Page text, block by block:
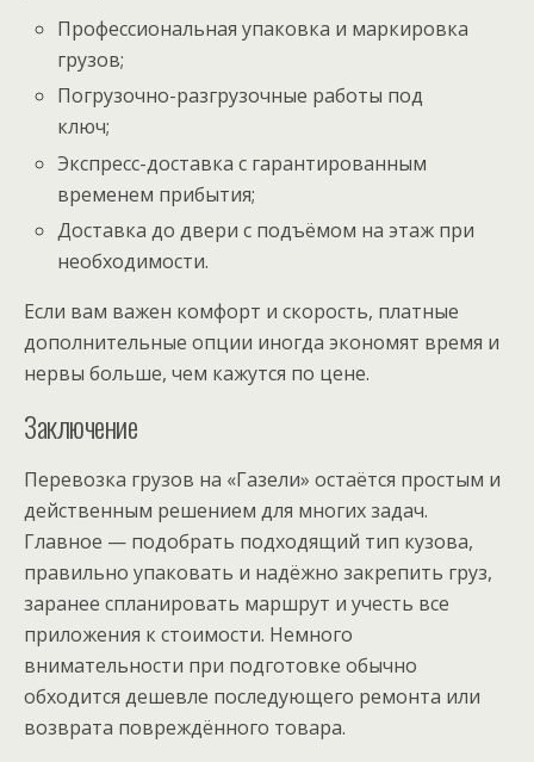
Профессиональная упаковка и маркировка
грузов;
Погрузочно-разгрузочные работы под
ключ;
Экспресс-доставка с гарантированным
временем прибытия;
Доставка до двери с подъёмом на этаж при
необходимости.
Если вам важен комфорт и скорость, платные
дополнительные опции иногда экономят время и
нервы больше, чем кажутся по цене.
Заключение
Перевозка грузов на «Газели» остаётся простым и
действенным решением для многих задач.
Главное — подобрать подходящий тип кузова,
правильно упаковать и надёжно закрепить груз,
заранее спланировать маршрут и учесть все
приложения к стоимости. Немного
внимательности при подготовке обычно
обходится дешевле последующего ремонта или
возврата повреждённого товара.